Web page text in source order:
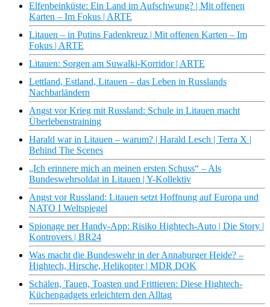
Elfenbeinküste: Ein Land im Aufschwung? | Mit offenen
Karten – Im Fokus | ARTE
Litauen – in Putins Fadenkreuz | Mit offenen Karten – Im
Fokus | ARTE
Litauen: Sorgen am Suwalki-Korridor | ARTE
Lettland, Estland, Litauen – das Leben in Russlands
Nachbarländern
Angst vor Krieg mit Russland: Schule in Litauen macht
Überlebenstraining
Harald war in Litauen – warum? | Harald Lesch | Terra X |
Behind The Scenes
„Ich erinnere mich an meinen ersten Schuss“ – Als
Bundeswehrsoldat in Litauen | Y-Kollektiv
Angst vor Russland: Litauen setzt Hoffnung auf Europa und
NATO I Weltspiegel
Spionage per Handy-App: Risiko Hightech-Auto | Die Story |
Kontrovers | BR24
Was macht die Bundeswehr in der Annaburger Heide? –
Hightech, Hirsche, Helikopter | MDR DOK
Schälen, Tauen, Toasten und Frittieren: Diese Hightech-
Küchengadgets erleichtern den Alltag